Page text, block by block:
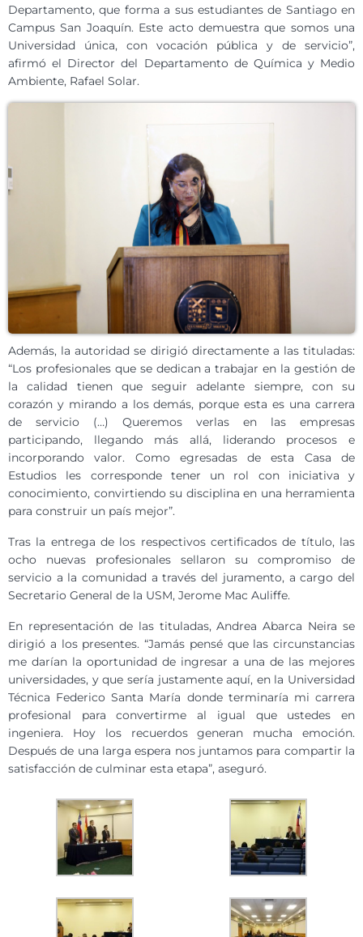
Departamento, que forma a sus estudiantes de Santiago en
Campus San Joaquín. Este acto demuestra que somos una
Universidad única, con vocación pública y de servicio”,
afirmó el Director del Departamento de Química y Medio
Ambiente, Rafael Solar.
Además, la autoridad se dirigió directamente a las tituladas:
“Los profesionales que se dedican a trabajar en la gestión de
la calidad tienen que seguir adelante siempre, con su
corazón y mirando a los demás, porque esta es una carrera
de servicio (…) Queremos verlas en las empresas
participando, llegando más allá, liderando procesos e
incorporando valor. Como egresadas de esta Casa de
Estudios les corresponde tener un rol con iniciativa y
conocimiento, convirtiendo su disciplina en una herramienta
para construir un país mejor”.
Tras la entrega de los respectivos certificados de título, las
ocho nuevas profesionales sellaron su compromiso de
servicio a la comunidad a través del juramento, a cargo del
Secretario General de la USM, Jerome Mac Auliffe.
En representación de las tituladas, Andrea Abarca Neira se
dirigió a los presentes. “Jamás pensé que las circunstancias
me darían la oportunidad de ingresar a una de las mejores
universidades, y que sería justamente aquí, en la Universidad
Técnica Federico Santa María donde terminaría mi carrera
profesional para convertirme al igual que ustedes en
ingeniera. Hoy los recuerdos generan mucha emoción.
Después de una larga espera nos juntamos para compartir la
satisfacción de culminar esta etapa”, aseguró.